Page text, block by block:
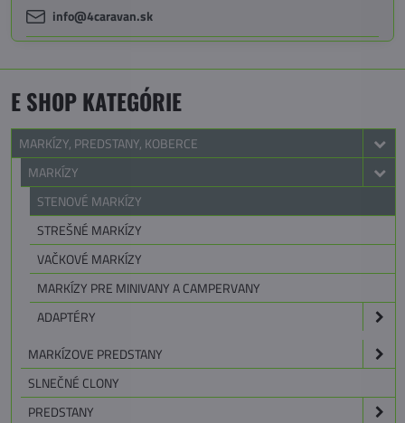
info@4caravan.sk
E SHOP KATEGÓRIE
MARKÍZY, PREDSTANY, KOBERCE
MARKÍZY
STENOVÉ MARKÍZY
STREŠNÉ MARKÍZY
VAČKOVÉ MARKÍZY
MARKÍZY PRE MINIVANY A CAMPERVANY
ADAPTÉRY
MARKÍZOVE PREDSTANY
SLNEČNÉ CLONY
PREDSTANY